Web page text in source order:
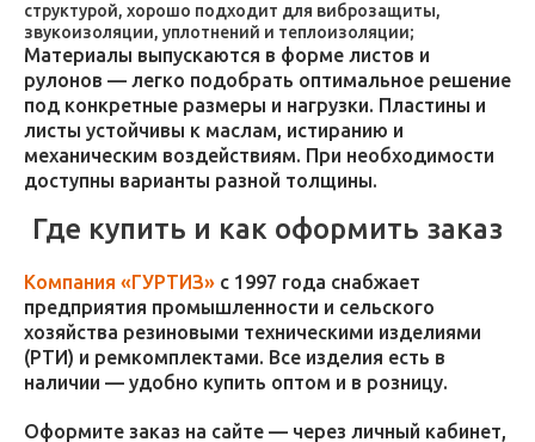
структурой, хорошо подходит для виброзащиты,
звукоизоляции, уплотнений и теплоизоляции;
Материалы выпускаются в форме листов и
рулонов — легко подобрать оптимальное решение
под конкретные размеры и нагрузки. Пластины и
листы устойчивы к маслам, истиранию и
механическим воздействиям. При необходимости
доступны варианты разной толщины.
Где купить и как оформить заказ
Компания «ГУРТИЗ» с 1997 года снабжает
предприятия промышленности и сельского
хозяйства резиновыми техническими изделиями
(РТИ) и ремкомплектами. Все изделия есть в
наличии — удобно купить оптом и в розницу.
Оформите заказ на сайте — через личный кабинет,